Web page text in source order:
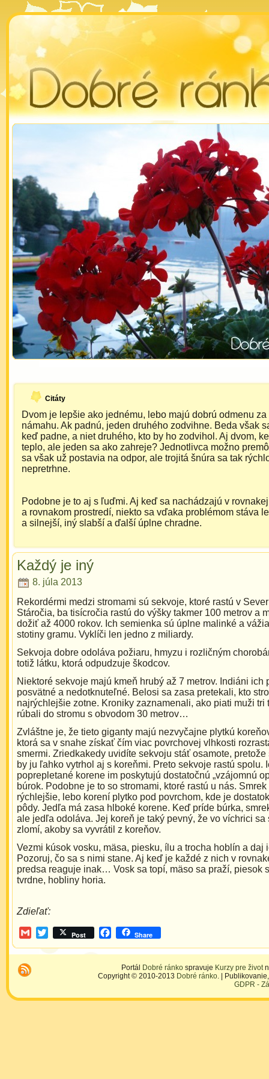
Citáty
Dvom je lepšie ako jednému, lebo majú dobrú odmenu za
námahu. Ak padnú, jeden druhého zodvihne. Beda však
keď padne, a niet druhého, kto by ho zodvihol. Aj dvom,
teplo, ale jeden sa ako zahreje? Jednotlivca možno
sa však už postavia na odpor, ale trojitá šnúra sa tak
nepretrhne.
Podobne je to aj s ľuďmi. Aj keď sa nachádzajú v
a rovnakom prostredí, niekto sa vďaka problémom stáva
a silnejší, iný slabší a ďalší úplne chradne.
Každý je iný
8. júla 2013
Rekordérmi medzi stromami sú sekvoje, ktoré rastú v
Stáročia, ba tisícročia rastú do výšky takmer 100 metrov a
dožiť až 4000 rokov. Ich semienka sú úplne malinké a
stotiny gramu. Vyklíči len jedno z miliardy.
Sekvoja dobre odoláva požiaru, hmyzu i rozličným
totiž látku, ktorá odpudzuje škodcov.
Niektoré sekvoje majú kmeň hrubý až 7 metrov. Indiáni ich
posvätné a nedotknuteľné. Belosi sa zasa pretekali, kto
najrýchlejšie zotne. Kroniky zaznamenali, ako piati muži tri
rúbali do stromu s obvodom 30 metrov…
Zvláštne je, že tieto giganty majú nezvyčajne plytkú
ktorá sa v snahe získať čím viac povrchovej vlhkosti
smermi. Zriedkakedy uvidíte sekvoju stáť osamote, pretože
by ju ľahko vytrhol aj s koreňmi. Preto sekvoje rastú spolu.
poprepletané korene im poskytujú dostatočnú „vzájomnú
búrok. Podobne je to so stromami, ktoré rastú u nás. Smrek
rýchlejšie, lebo korení plytko pod povrchom, kde je
pôdy. Jedľa má zasa hlboké korene. Keď príde búrka,
ale jedľa odoláva. Jej koreň je taký pevný, že vo víchrici sa
zlomí, akoby sa vyvrátil z koreňov.
Vezmi kúsok vosku, mäsa, piesku, ílu a trocha hoblín a daj
Pozoruj, čo sa s nimi stane. Aj keď je každé z nich v
predsa reaguje inak… Vosk sa topí, mäso sa praží, piesok
tvrdne, hobliny horia.
Zdieľať:
GmailTwitterPost Facebook
Share
Portál Dobré ránko spravuje Kurzy pre život
Copyright © 2010-2013 Dobré ránko. |
GDPR -